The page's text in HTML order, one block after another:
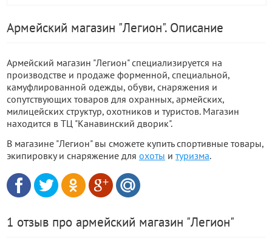
Армейский магазин "Легион". Описание
Армейский магазин "Легион" специализируется на
производстве и продаже форменной, специальной,
камуфлированной одежды, обуви, снаряжения и
сопутствующих товаров для охранных, армейских,
милицейских структур, охотников и туристов. Магазин
находится в ТЦ "Канавинский дворик".
В магазине "Легион" вы сможете купить спортивные товары,
экипировку и снаряжение для охоты и туризма.
1 отзыв про армейский магазин "Легион"